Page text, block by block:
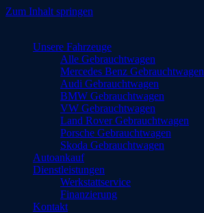
Zum Inhalt springen
Unsere Fahrzeuge
Alle Gebrauchtwagen
Mercedes Benz Gebrauchtwagen
Audi Gebrauchtwagen
BMW Gebrauchtwagen
VW Gebrauchtwagen
Land Rover Gebrauchtwagen
Porsche Gebrauchtwagen
Skoda Gebrauchtwagen
Autoankauf
Dienstleistungen
Werkstattservice
Finanzierung
Kontakt